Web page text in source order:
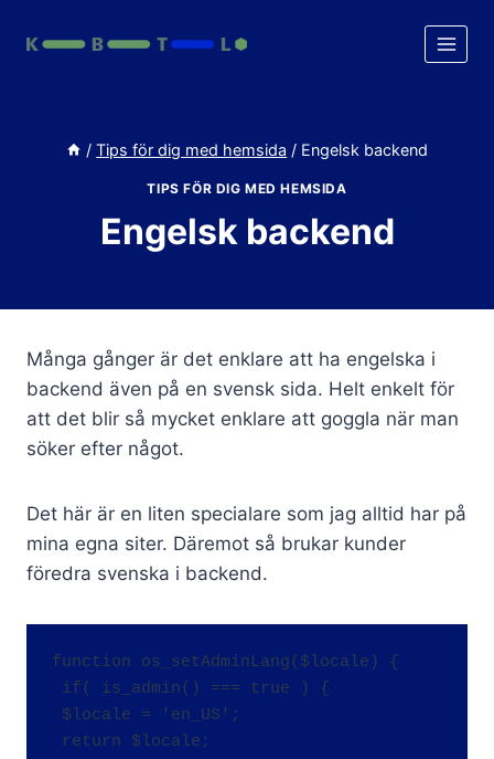
/ Tips för dig med hemsida / Engelsk backend
TIPS FÖR DIG MED HEMSIDA
Engelsk backend
Många gånger är det enklare att ha engelska i
backend även på en svensk sida. Helt enkelt för
att det blir så mycket enklare att goggla när man
söker efter något.
Det här är en liten specialare som jag alltid har på
mina egna siter. Däremot så brukar kunder
föredra svenska i backend.
function os_setAdminLang($locale) {